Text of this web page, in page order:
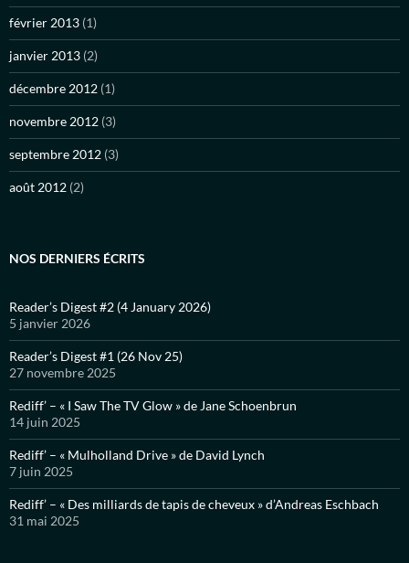
février 2013 (1)
janvier 2013 (2)
décembre 2012 (1)
novembre 2012 (3)
septembre 2012 (3)
août 2012 (2)
NOS DERNIERS ÉCRITS
Reader’s Digest #2 (4 January 2026)
5 janvier 2026
Reader’s Digest #1 (26 Nov 25)
27 novembre 2025
Rediff’ – « I Saw The TV Glow » de Jane Schoenbrun
14 juin 2025
Rediff’ – « Mulholland Drive » de David Lynch
7 juin 2025
Rediff’ – « Des milliards de tapis de cheveux » d’Andreas Eschbach
31 mai 2025